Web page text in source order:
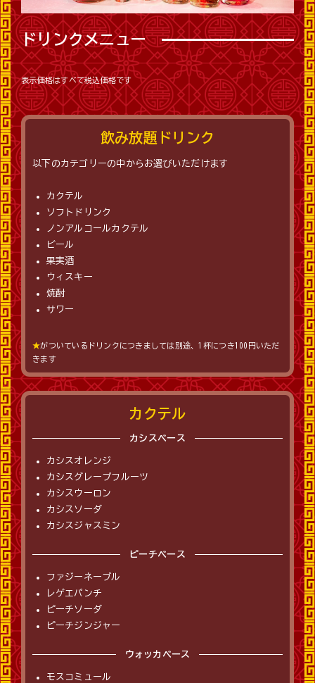
ドリンクメニュー
表示価格はすべて税込価格です
飲み放題ドリンク
以下のカテゴリーの中からお選びいただけます
カクテル
ソフトドリンク
ノンアルコールカクテル
ビール
果実酒
ウィスキー
焼酎
サワー
★がついているドリンクにつきましては別途、1杯につき100円いただ
きます
カクテル
カシスベース
カシスオレンジ
カシスグレープフルーツ
カシスウーロン
カシスソーダ
カシスジャスミン
ピーチベース
ファジーネーブル
レゲエパンチ
ピーチソーダ
ピーチジンジャー
ウォッカベース
モスコミュール